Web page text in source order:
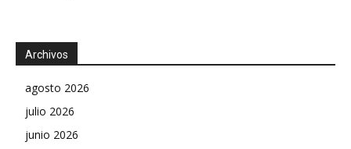
Archivos
agosto 2026
julio 2026
junio 2026